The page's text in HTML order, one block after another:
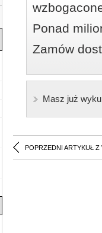
Ponad
Zamów
Masz już
POPRZEDNI ARTYKUŁ Z